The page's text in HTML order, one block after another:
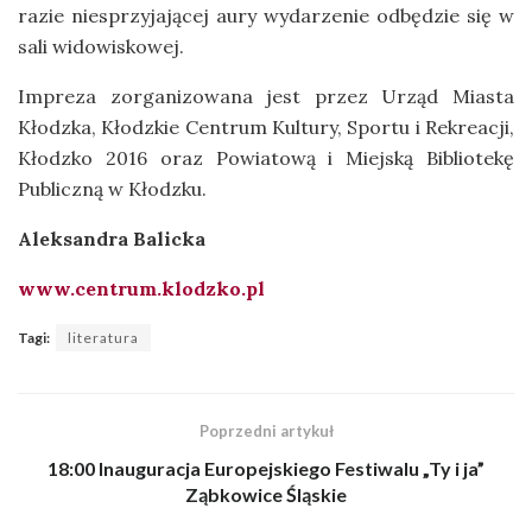
razie niesprzyjającej aury wydarzenie odbędzie się w
sali widowiskowej.
Impreza zorganizowana jest przez Urząd Miasta
Kłodzka, Kłodzkie Centrum Kultury, Sportu i Rekreacji,
Kłodzko 2016 oraz Powiatową i Miejską Bibliotekę
Publiczną w Kłodzku.
Aleksandra Balicka
www.centrum.klodzko.pl
Tagi: literatura
Poprzedni artykuł
18:00 Inauguracja Europejskiego Festiwalu „Ty i ja”
Ząbkowice Śląskie